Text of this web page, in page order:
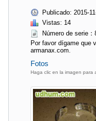
Publicado: 2015-
Vistas: 14
Número de serie
Por favor dígame que
armanax.com.
Fotos
Haga clic en la imagen para